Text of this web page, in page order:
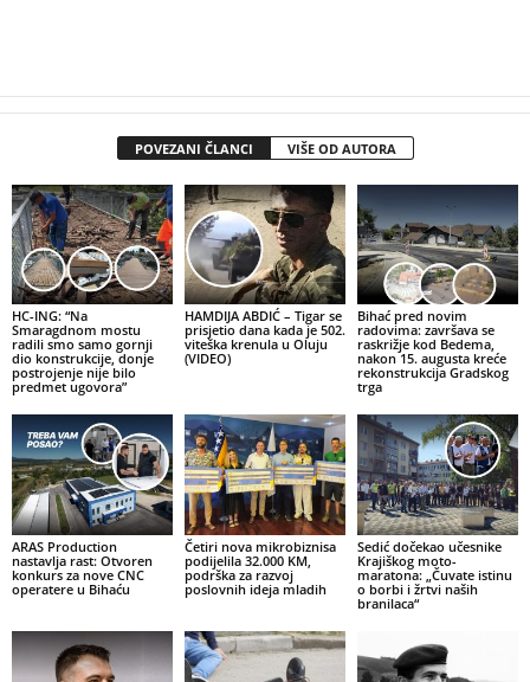
POVEZANI ČLANCI VIŠE OD AUTORA
HC-ING: “Na
Smaragdnom mostu
radili smo samo gornji
dio konstrukcije, donje
postrojenje nije bilo
predmet ugovora”
HAMDIJA ABDIĆ – Tigar se
prisjetio dana kada je 502.
viteška krenula u Oluju
(VIDEO)
Bihać pred novim
radovima: završava se
raskrižje kod Bedema,
nakon 15. augusta kreće
rekonstrukcija Gradskog
trga
ARAS Production
nastavlja rast: Otvoren
konkurs za nove CNC
operatere u Bihaću
Četiri nova mikrobiznisa
podijelila 32.000 KM,
podrška za razvoj
poslovnih ideja mladih
Sedić dočekao učesnike
Krajiškog moto-
maratona: „Čuvate istinu
o borbi i žrtvi naših
branilaca“